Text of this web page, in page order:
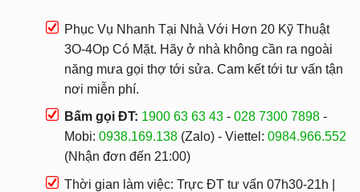
Phục Vụ Nhanh Tại Nhà Với Hơn 20 Kỹ Thuật
3O-4Op Có Mặt. Hãy ở nhà không cần ra ngoài
năng mưa gọi thợ tới sửa. Cam kết tới tư vấn tận
nơi miễn phí.
Bấm gọi ĐT: 1900 63 63 43 - 028 7300 7898 -
Mobi: 0938.169.138 (Zalo) - Viettel: 0984.966.552
(Nhận đơn đến 21:00)
Thời gian làm việc: Trực ĐT tư vấn 07h30-21h |